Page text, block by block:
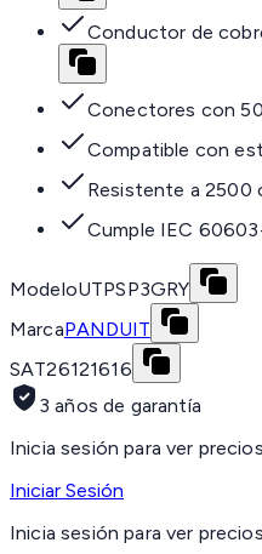
Conductor de
Conectores con
Compatible con
Resistente a 2500
Cumple IEC
ModeloUTPSP3GRY
MarcaPANDUIT
SAT26121616
3 años de garantía
Inicia sesión para ver
Iniciar Sesión
Inicia sesión para ver